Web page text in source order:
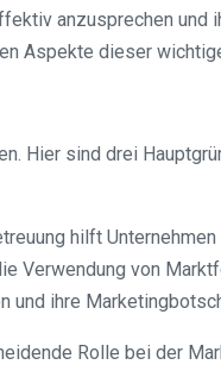
anzusprechen
Aspekte dieser
Hier sind drei
hilft
von
ihre
Rolle bei der